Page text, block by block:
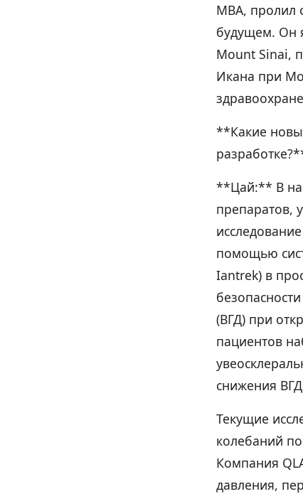
MBA, пролил
будущем. Он
Mount Sinai,
Икана при
**Какие
**Цай:** В
препаратов,
помощью
Iantrek) в
(ВГД) при
пациентов
снижения
Текущие
колебаний
Компания
давления,